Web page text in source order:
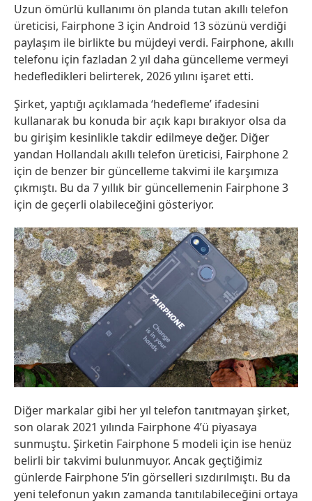
Uzun ömürlü kullanımı ön planda tutan akıllı telefon
üreticisi, Fairphone 3 için Android 13 sözünü verdiği
paylaşım ile birlikte bu müjdeyi verdi. Fairphone, akıllı
telefonu için fazladan 2 yıl daha güncelleme vermeyi
hedefledikleri belirterek, 2026 yılını işaret etti.
Şirket, yaptığı açıklamada ‘hedefleme’ ifadesini
kullanarak bu konuda bir açık kapı bırakıyor olsa da
bu girişim kesinlikle takdir edilmeye değer. Diğer
yandan Hollandalı akıllı telefon üreticisi, Fairphone 2
için de benzer bir güncelleme takvimi ile karşımıza
çıkmıştı. Bu da 7 yıllık bir güncellemenin Fairphone 3
için de geçerli olabileceğini gösteriyor.
Diğer markalar gibi her yıl telefon tanıtmayan şirket,
son olarak 2021 yılında Fairphone 4’ü piyasaya
sunmuştu. Şirketin Fairphone 5 modeli için ise henüz
belirli bir takvimi bulunmuyor. Ancak geçtiğimiz
günlerde Fairphone 5’in görselleri sızdırılmıştı. Bu da
yeni telefonun yakın zamanda tanıtılabileceğini ortaya